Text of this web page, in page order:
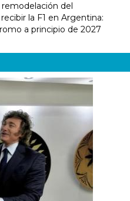
del
la F1 en Argentina:
a principio de 2027